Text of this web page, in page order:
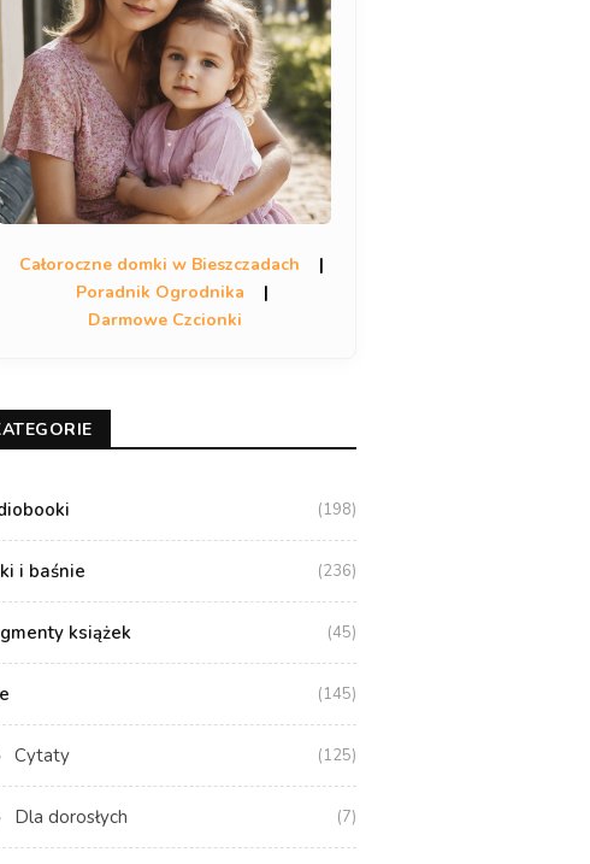
Całoroczne domki w Bieszczadach
|
Poradnik Ogrodnika
|
Darmowe Czcionki
(198)
i baśnie (236)
książek (45)
(145)
Cytaty (125)
Dla dorosłych (7)